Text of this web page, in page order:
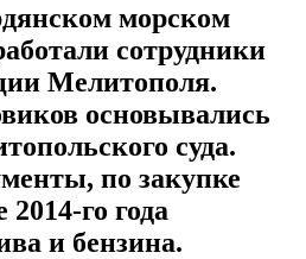
морском
сотрудники
Мелитополя.
основывались
суда.
по закупке
го года
и бензина.